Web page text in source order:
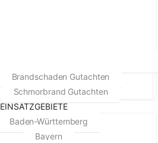
Brandschaden Gutachten
Schmorbrand Gutachten
EINSATZGEBIETE
Baden-Württemberg
Bayern